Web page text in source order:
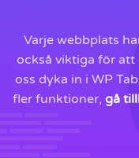
Varje webbplats
också viktiga för att
oss dyka in i WP
fler funktioner, gå